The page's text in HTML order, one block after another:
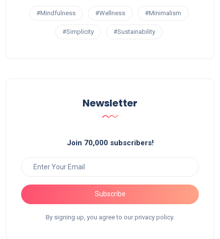
#Mindfulness #Wellness #Minimalism
#Simplicity #Sustainability
Newsletter
Join 70,000 subscribers!
Subscribe
By signing up, you agree to our privacy policy.